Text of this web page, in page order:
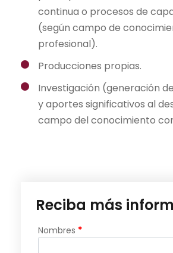
continua o procesos de
(según campo de
profesional).
Producciones propias.
Investigación (generación
y aportes significativos al
campo del conocimiento
Reciba más